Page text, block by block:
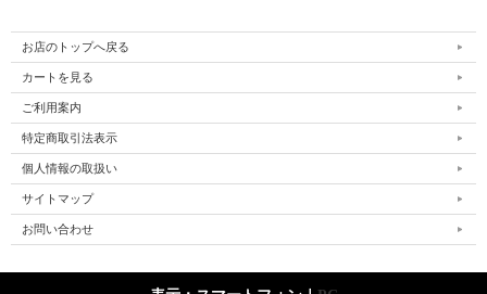
お店のトップへ戻る
カートを見る
ご利用案内
特定商取引法表示
個人情報の取扱い
サイトマップ
お問い合わせ